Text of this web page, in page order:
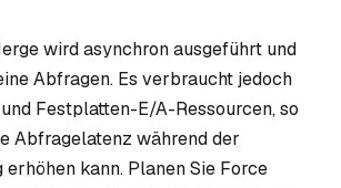
wird asynchron ausgeführt und
Abfragen. Es verbraucht jedoch
Festplatten-E/A-Ressourcen, so
Abfragelatenz während der
erhöhen kann. Planen Sie Force